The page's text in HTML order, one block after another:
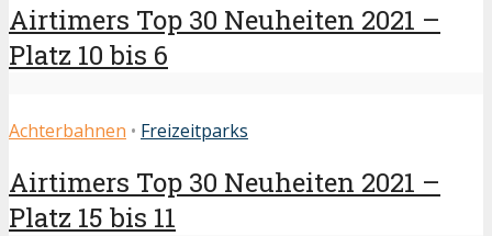
Airtimers Top 30 Neuheiten 2021 –
Platz 10 bis 6
Achterbahnen • Freizeitparks
Airtimers Top 30 Neuheiten 2021 –
Platz 15 bis 11